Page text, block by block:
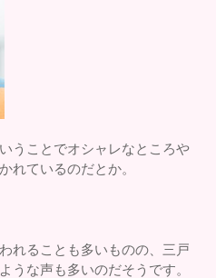
うことでオシャレなところや
れているのだとか。
れることも多いものの、三戸
うな声も多いのだそうです。